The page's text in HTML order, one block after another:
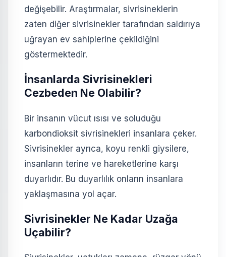
değişebilir. Araştırmalar, sivrisineklerin
zaten diğer sivrisinekler tarafından saldırıya
uğrayan ev sahiplerine çekildiğini
göstermektedir.
İnsanlarda Sivrisinekleri
Cezbeden Ne Olabilir?
Bir insanın vücut ısısı ve soluduğu
karbondioksit sivrisinekleri insanlara çeker.
Sivrisinekler ayrıca, koyu renkli giysilere,
insanların terine ve hareketlerine karşı
duyarlıdır. Bu duyarlılık onların insanlara
yaklaşmasına yol açar.
Sivrisinekler Ne Kadar Uzağa
Uçabilir?